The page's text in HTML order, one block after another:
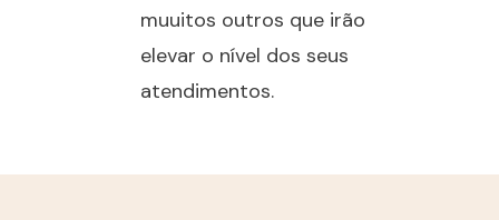
muuitos outros que irão
elevar o nível dos seus
atendimentos.